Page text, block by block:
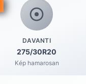
DAVANTI
275/30R20
Kép hamarosan